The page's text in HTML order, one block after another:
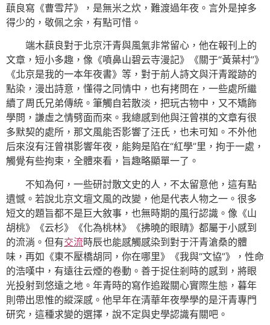
蕻良寫《曹雪芹》，是無米之炊，難渡過年夜。言外是掉多
得少的，敬佩之余，有點可惜。
端木蕻良對于北京汗青與風氣非常留心，他在報刊上的
文章，短小多趣，像《噴鼻山碧云寺漫記》《關于“黃葉村”》
《北京是我的一本年夜書》等，對于前人詩文與汗青蹤跡的
點染，漫出詩意，懂得之同情中，也有拷問在，一些處所繼
續了周氏兄弟傳統。筆觸自若散淡，把玩古物中，又不矯飾
學問，謙虛之情劈面而來。我總感到他與汪曾祺的文章有很
多默契的處所，那文風能否影響了汪氏，也未可知。不外他
后來沒有汪曾祺影響年夜，能夠是陷在“紅學”里，拘于一處，
觸覺有些拘束，全體來看，旨趣略顯單一了。
不知為何，一些研討散文史的人，不太留意他，這有點
遺憾。若說北京文壇文風的改變，他是代表人物之一。很多
短文的題旨都不是巨大敘事，也無時期的風行認識。像《山
胡桃》《云杉》《化為桃林》《拂曉的眼睛》都屬于小感到
的流淌。但有交流時辰也能感觸感染到對于汗青滄桑的體
味，再如《東不壓橋胡同，你在哪里》《我與“文協”》，性命
的浩嘆中，有遠往云煙的卷動。善于捉住剎時的感到，將眼
光投射到悠遠之地。年青時的寫作追蹤關心實際生態，暮年
則帶出思惟的縱深感。他早年在清華年夜學學的是汗青專門
研究，這種求變的選擇，說不定與史學認識有關吧。